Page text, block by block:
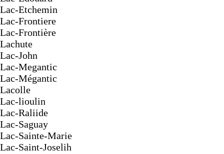
Lac-Etchemin
Lac-Frontiere
Lac-Frontière
Lachute
Lac-John
Lac-Megantic
Lac-Mégantic
Lacolle
Lac-lioulin
Lac-Raliide
Lac-Saguay
Lac-Sainte-Marie
Lac-Saint-Joselih